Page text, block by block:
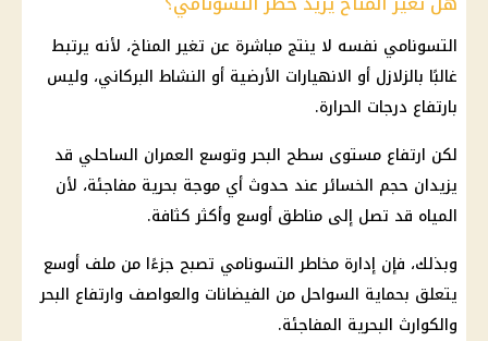
التسونامي نفسه لا ينتج مباشرة عن تغير المناخ، لأنه يرتبط
غالبًا بالزلازل أو الانهيارات الأرضية أو النشاط البركاني، وليس
بارتفاع درجات الحرارة.
لكن ارتفاع مستوى سطح البحر وتوسع العمران الساحلي قد
يزيدان حجم الخسائر عند حدوث أي موجة بحرية مفاجئة، لأن
المياه قد تصل إلى مناطق أوسع وأكثر كثافة.
وبذلك، فإن إدارة مخاطر التسونامي تصبح جزءًا من ملف أوسع
يتعلق بحماية السواحل من الفيضانات والعواصف وارتفاع البحر
والكوارث البحرية المفاجئة.